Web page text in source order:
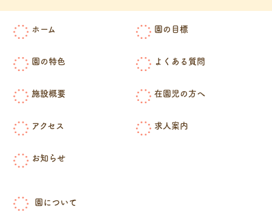
ホーム 園の目標
園の特色 よくある質問
施設概要 在園児の方へ
アクセス 求人案内
お知らせ
園について